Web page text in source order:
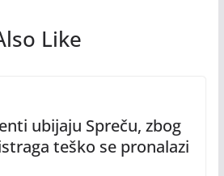
Like
ubijaju Spreču, zbog
teško se pronalazi